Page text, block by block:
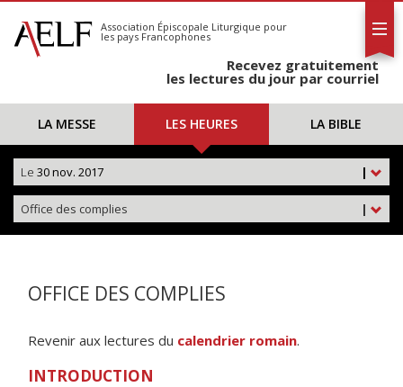
S'abonner
Calendrier
Association Épiscopale Liturgique pour
les pays Francophones
Recevez gratuitement
les lectures du jour par courriel
LA MESSE LES HEURES LA BIBLE
|
Le 30 nov. 2017
|
Office des complies
OFFICE DES COMPLIES
Revenir aux lectures du calendrier romain.
INTRODUCTION